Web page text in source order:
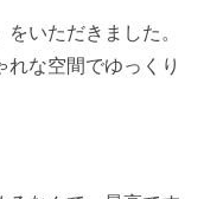
いただきました。
な空間でゆっくり